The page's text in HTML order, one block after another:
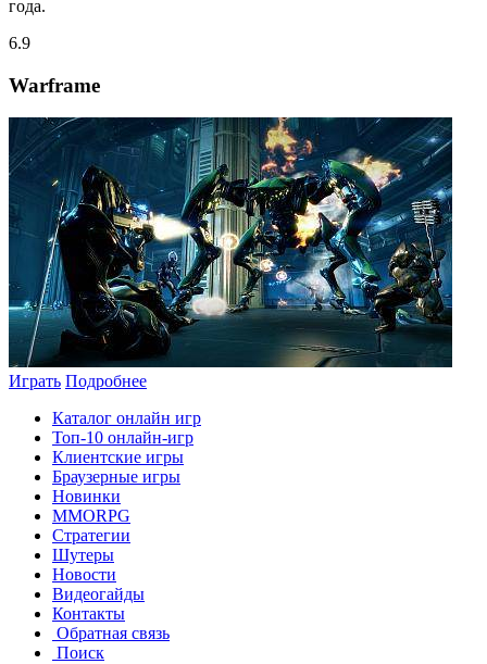
года.
6.9
Warframe
Играть Подробнее
Каталог онлайн игр
Топ-10 онлайн-игр
Клиентские игры
Браузерные игры
Новинки
MMORPG
Стратегии
Шутеры
Новости
Видеогайды
Контакты
Обратная связь
Поиск